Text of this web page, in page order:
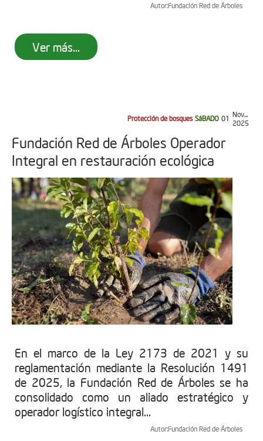
Autor:Fundación Red de Árboles
Ver más...
Protección de bosques SáBADO 01 Nov...
2025
Fundación Red de Árboles Operador
Integral en restauración ecológica
En el marco de la Ley 2173 de 2021 y su
reglamentación mediante la Resolución 1491
de 2025, la Fundación Red de Árboles se ha
consolidado como un aliado estratégico y
operador logístico integral...
Autor:Fundación Red de Árboles